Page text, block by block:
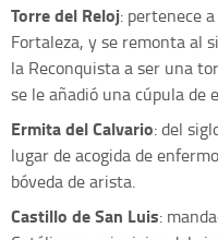
Torre del Reloj: pertenece
Fortaleza, y se remonta al
la Reconquista a ser una
se le añadió una cúpula de
Ermita del Calvario: del
lugar de acogida de
bóveda de arista.
Castillo de San Luis: